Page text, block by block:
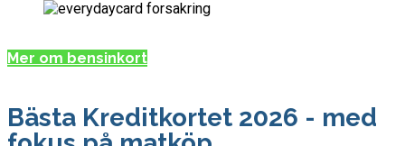
Mer om bensinkort
Bästa Kreditkortet 2026 - med